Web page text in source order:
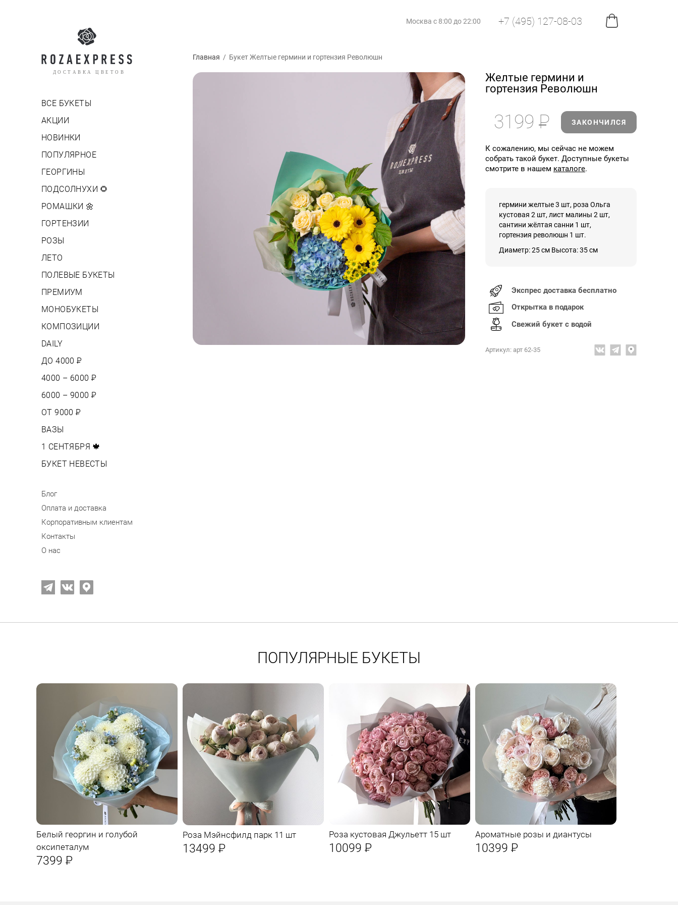
ДОСТАВКА ЦВЕТОВ
ВСЕ БУКЕТЫ
АКЦИИ
НОВИНКИ
ПОПУЛЯРНОЕ
ГЕОРГИНЫ
ПОДСОЛНУХИ 🌻
РОМАШКИ 🌼
ГОРТЕНЗИИ
РОЗЫ
ЛЕТО
ПОЛЕВЫЕ БУКЕТЫ
ПРЕМИУМ
МОНОБУКЕТЫ
КОМПОЗИЦИИ
DAILY
ДО 4000Р
4000 – 6000 Р
6000 – 9000 Р
ОТ 9000Р
ВАЗЫ
1 СЕНТЯБРЯ 🍁
БУКЕТ НЕВЕСТЫ
Блог
Оплата и доставка
Корпоративным клиентам
Контакты
О нас
Москва с 8:00 до 22:00 +7 (495) 127-08-03
Главная / Букет Желтые гермини и гортензия Революшн
Желтые гермини и
гортензия Революшн
3199Р ЗАКОНЧИЛСЯ
К сожалению, мы сейчас не можем
собрать такой букет. Доступные букеты
смотрите в нашем каталоге.
гермини желтые 3 шт, роза Ольга
кустовая 2 шт, лист малины 2 шт,
сантини жёлтая санни 1 шт,
гортензия революшн 1 шт.
Диаметр: 25 см Высота: 35 см
Экспрес доставка бесплатно
Открытка в подарок
Свежий букет с водой
Артикул: арт 62-35
ПОПУЛЯРНЫЕ БУКЕТЫ
Белый георгин и голубой
оксипеталум
7399 Р
Роза Мэйнсфилд парк 11 шт
13499 Р
Роза кустовая Джульетт 15 шт
10099 Р
Ароматные розы и диантусы
10399 Р